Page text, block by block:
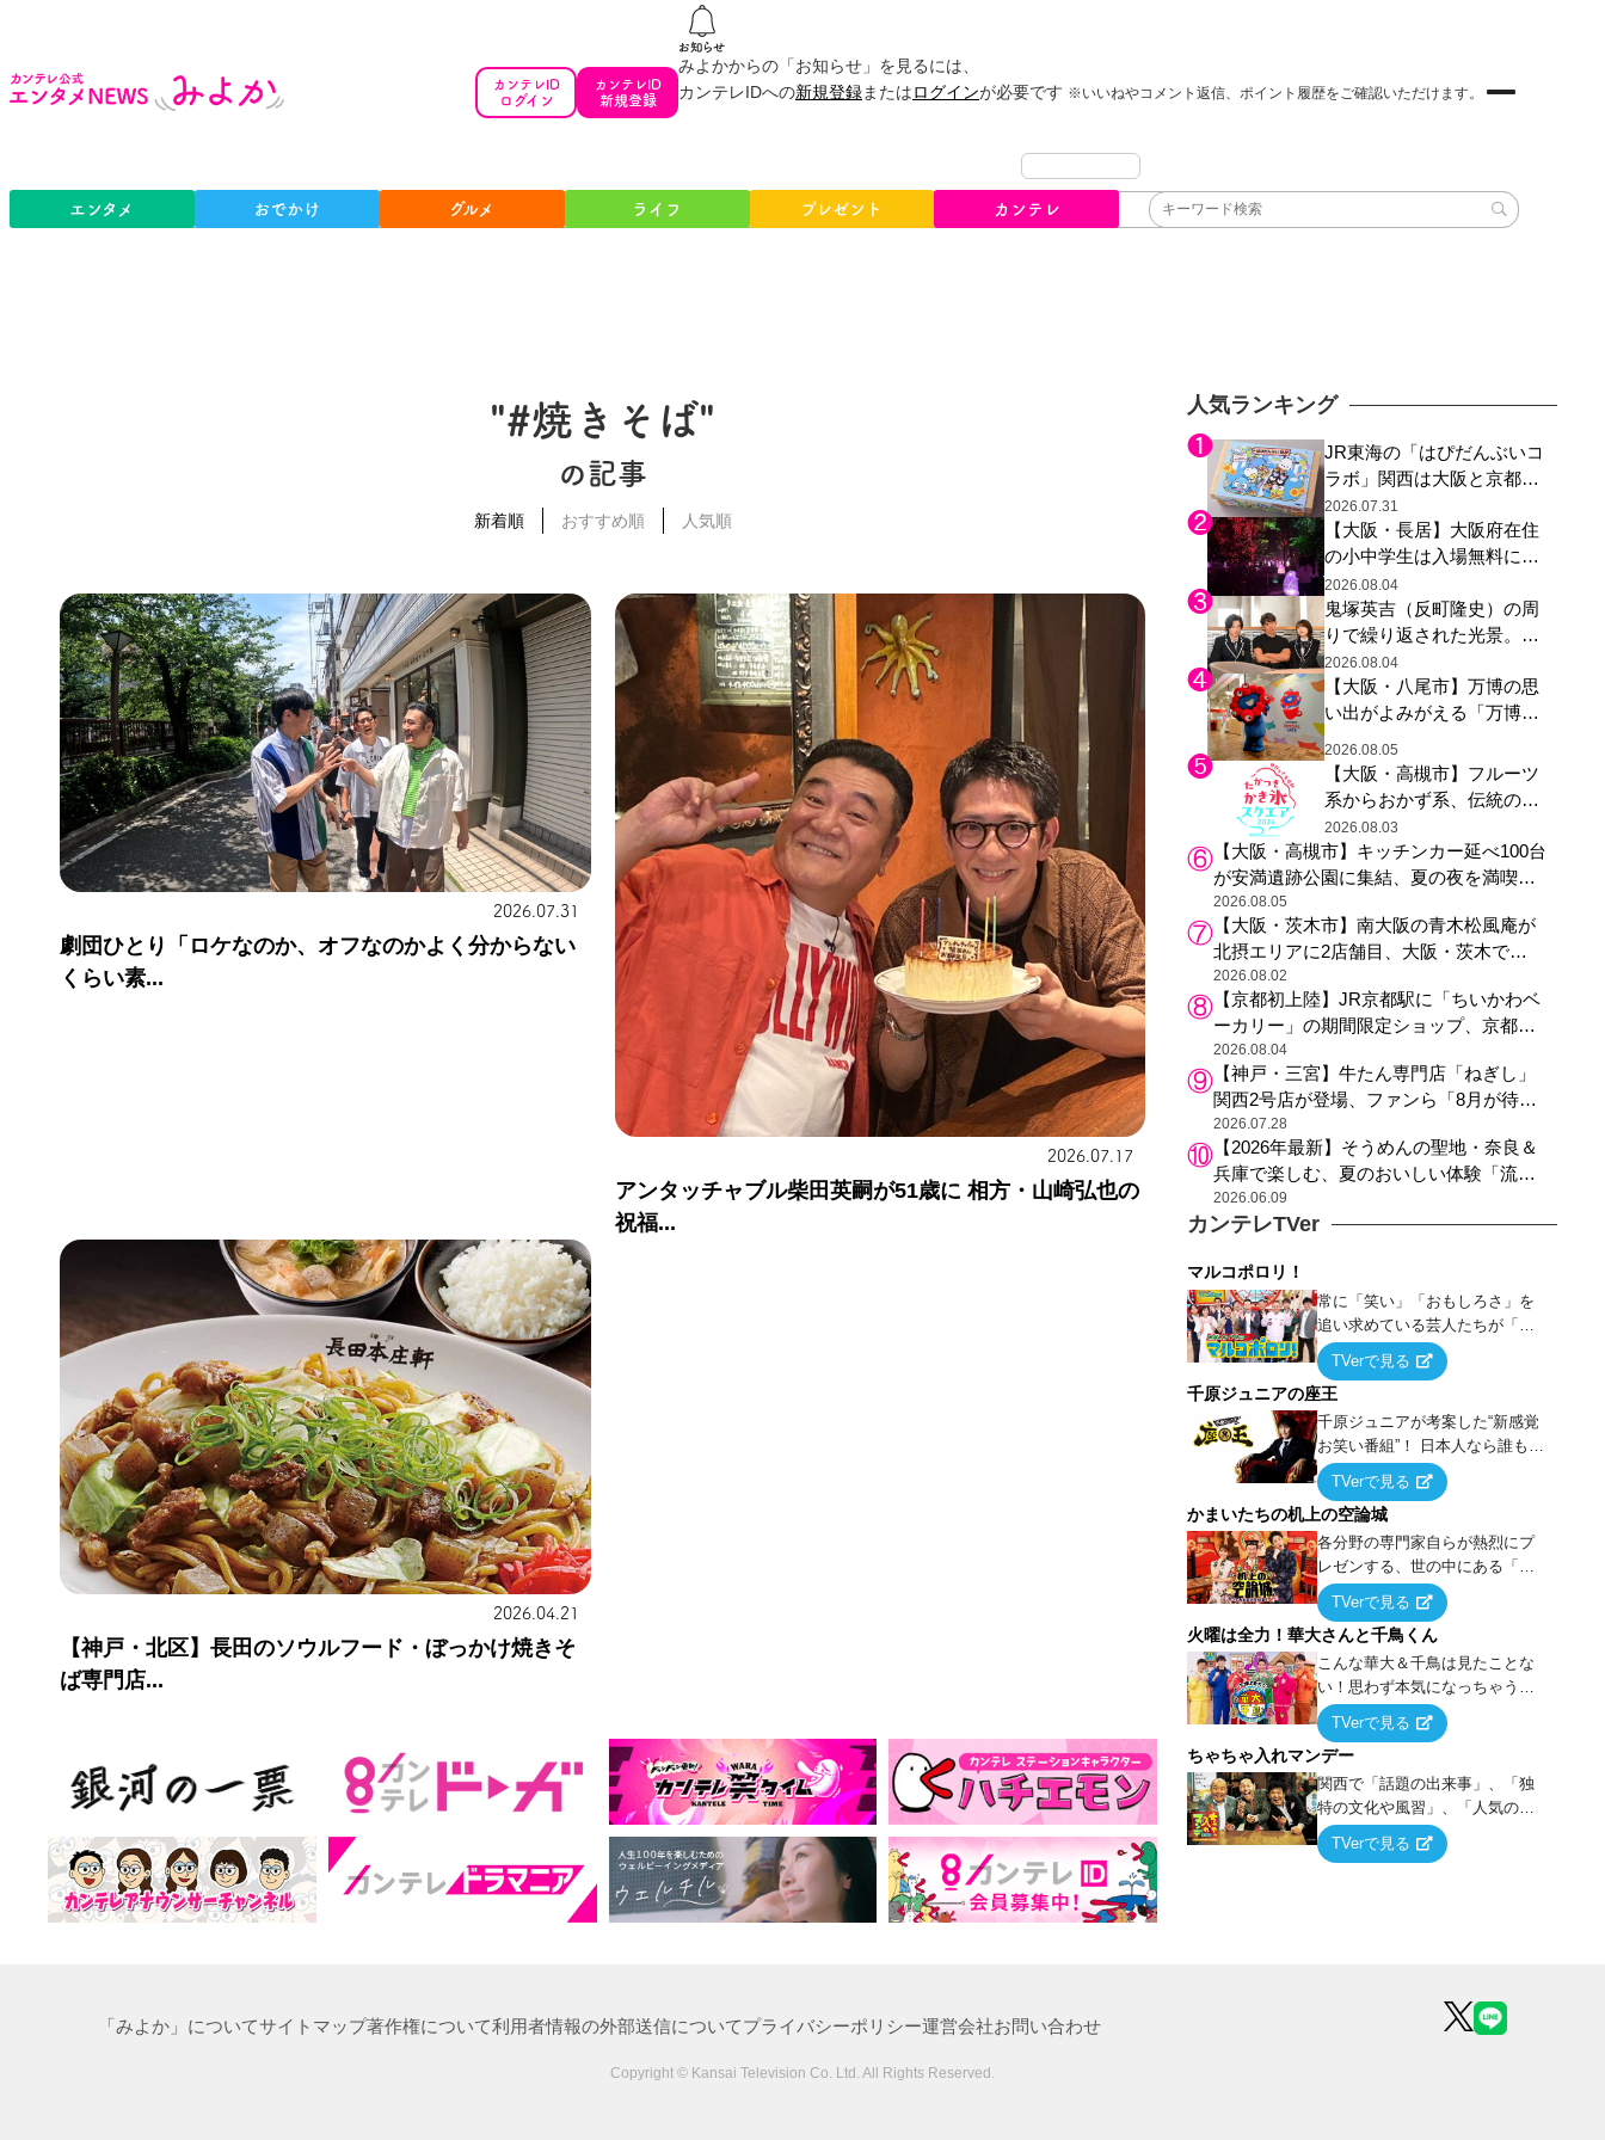
カンテレID
ログイン
カンテレID
新規登録
みよかからの「お知らせ」を見るには、
カンテレIDへの新規登録またはログインが必要です ※いいねやコメント返信、ポイント履歴をご確認いただけます。
エンタメ おでかけ グルメ ライフ プレゼント カンテレ
"#焼きそば"
の記事
新着順 おすすめ順 人気順
2026.07.31
劇団ひとり「ロケなのか、オフなのかよく分からない
くらい素...
2026.07.17
アンタッチャブル柴田英嗣が51歳に 相方・山崎弘也の
祝福...
2026.04.21
【神戸・北区】長田のソウルフード・ぼっかけ焼きそ
ば専門店...
人気ランキング
JR東海の「はぴだんぶいコ
ラボ」関西は大阪と京都の
み、日焼けしたポチャッコ
らサンリオキャラが描かれ
た駅弁やグッズが登場
2026.07.31
【大阪・長居】大阪府在住
の小中学生は入場無料に、
チームラボが「夏休みの自
由研究の課題に」と「ボタ
ニカルガーデン 大阪」へ招
待
2026.08.04
鬼塚英吉（反町隆史）の周
りで繰り返された光景。ド
ラマ『GTO』第３話で光っ
た演出の巧みさ
2026.08.04
【大阪・八尾市】万博の思
い出がよみがえる「万博レ
クミャク登場、大屋根リン
グ木材展示も
2026.08.05
【大阪・高槻市】フルーツ
系からおかず系、伝統の天
然氷まで人気店が集結、高
槻阪急スクエアで「かき
氷」祭り
2026.08.03
【大阪・高槻市】キッチンカー延べ100台
が安満遺跡公園に集結、夏の夜を満喫す
る4日間のグルメイベント
2026.08.05
【大阪・茨木市】南大阪の青木松風庵が
北摂エリアに2店舗目、大阪・茨木で
も“焼きたて”の月化粧が食べられる
2026.08.02
【京都初上陸】JR京都駅に「ちいかわベ
ーカリー」の期間限定ショップ、京都の
銘菓“おたべ”との限定コラボも
2026.08.04
【神戸・三宮】牛たん専門店「ねぎし」
関西2号店が登場、ファンら「8月が待ち
遠しい」と早くから注目
2026.07.28
【2026年最新】そうめんの聖地・奈良＆
兵庫で楽しむ、夏のおいしい体験「流し
そうめん体験」おすすめ3選
2026.06.09
カンテレTVer
マルコポロリ！
常に「笑い」「おもしろさ」を
追い求めている芸人たちが「芸
能界」という大海原に漕ぎ出で
て、新たなオモシロ人間を発掘
する！
TVerで見る
千原ジュニアの座王
千原ジュニアが考案した“新感覚
お笑い番組”！ 日本人なら誰もが
馴染みのある『イス取りゲー
ム』をベースに、大喜利・ギャ
グ・モノボケ・歌…など様々な
お題で芸人がショートネタを競
い合う！
TVerで見る
かまいたちの机上の空論城
各分野の専門家自らが熱烈にプ
レゼンする、世の中にある「試
したことはないが、やってみた
らこうなる！…ハズ」という“机
上の空論”に若手芸人らがカラダ
を張って挑む！
TVerで見る
火曜は全力！華大さんと千鳥くん
こんな華大＆千鳥は見たことな
い！思わず本気になっちゃうゲ
ームに挑戦するバラエティー！
TVerで見る
ちゃちゃ入れマンデー
関西で「話題の出来事」、「独
特の文化や風習」、「人気の行
列ができる店」などあらゆるテ
ーマについて好き放題にちゃち
TVerで見る
「みよか」についてサイトマップ著作権について利用者情報の外部送信についてプライバシーポリシー運営会社お問い合わせ
Copyright © Kansai Television Co. Ltd. All Rights Reserved.